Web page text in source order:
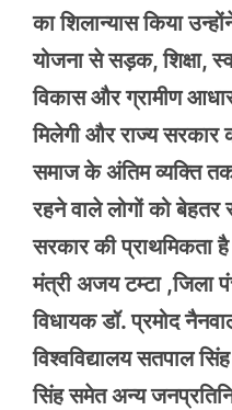
का शिलान्यास किया
योजना से सड़क, शिक्षा,
विकास और ग्रामीण
मिलेगी और राज्य सरकार
समाज के अंतिम व्यक्ति तक
रहने वाले लोगों को बेहतर
सरकार की प्राथमिकता
मंत्री अजय टम्टा ,जिला
विधायक डॉ. प्रमोद
विश्वविद्यालय सतपाल
सिंह समेत अन्य